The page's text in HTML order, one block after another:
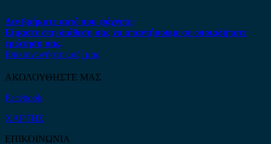
Δεν βρήκατε αυτό που ψάχνετε;
Είμαστε στη διάθεση σας να απαντήσουμε σε οποιαδήποτε
ερώτηση σας.
Επικοινωνήστε μαζί μας
ΑΚΟΛΟΥΘΗΣΤΕ ΜΑΣ
Facebook
ΧΑΡΤΗΣ
ΕΠΙΚΟΙΝΩΝΙΑ